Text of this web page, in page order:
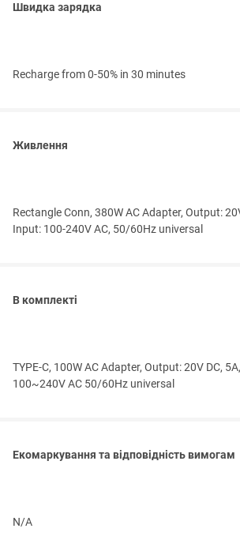
Швидка зарядка
Recharge from 0-50% in 30 minutes
Живлення
Rectangle Conn, 380W AC Adapter, Output:
Input: 100-240V AC, 50/60Hz universal
В комплекті
TYPE-C, 100W AC Adapter, Output: 20V DC,
100~240V AC 50/60Hz universal
Екомаркування та відповідність вимогам
N/A